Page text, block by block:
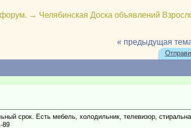
→ Челябинская Доска объявлений
« предыдущая
срок. Есть мебель, холодильник, телевизор,
89